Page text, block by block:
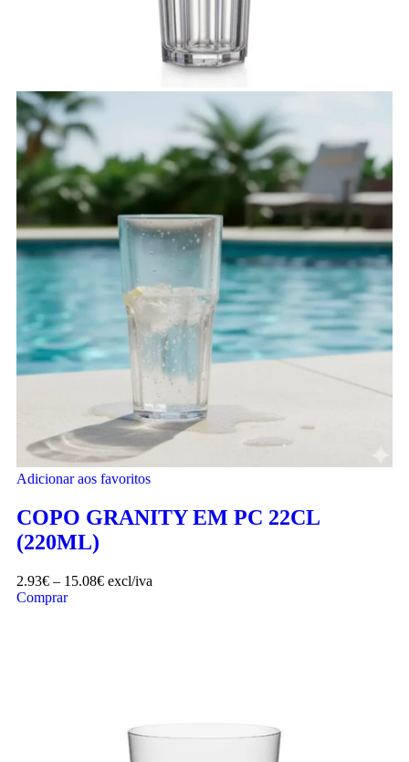
Adicionar aos favoritos
COPO GRANITY EM PC 22CL
(220ML)
2.93€ – 15.08€ excl/iva
Comprar